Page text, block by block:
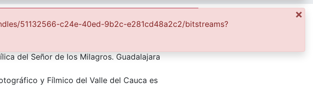
de los Milagros
del Señor de los Milagros. Guadalajara
y Fílmico del Valle del Cauca es
×
51132566-c24e-40ed-9b2c-e281cd48a2c2/bitstreams?